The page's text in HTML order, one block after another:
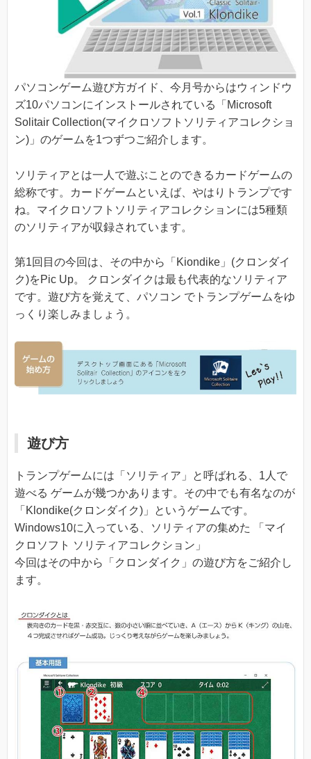
パソコンゲーム遊び方ガイド、今月号からはウィンドウ
ズ10パソコンにインストールされている「Microsoft
Solitair Collection(マイクロソフトソリティアコレクショ
ン)」のゲームを1つずつご紹介します。
ソリティアとは一人で遊ぶことのできるカードゲームの
総称です。カードゲームといえば、やはりトランプです
ね。マイクロソフトソリティアコレクションには5種類
のソリティアが収録されています。
第1回目の今回は、その中から「Kiondike」(クロンダイ
ク)をPic Up。 クロンダイクは最も代表的なソリティア
です。遊び方を覚えて、パソコン でトランプゲームをゆ
っくり楽しみましょう。
遊び方
トランプゲームには「ソリティア」と呼ばれる、1人で
遊べる ゲームが幾つかあります。その中でも有名なのが
「Klondike(クロンダイク)」というゲームです。
Windows10に入っている、ソリティアの集めた 「マイ
クロソフト ソリティアコレクション」
今回はその中から「クロンダイク」の遊び方をご紹介し
ます。